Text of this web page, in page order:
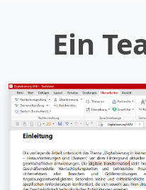
Ein